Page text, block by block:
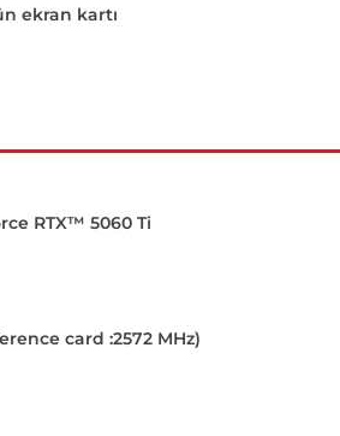
ekran kartı
RTX™ 5060 Ti
card :2572 MHz)